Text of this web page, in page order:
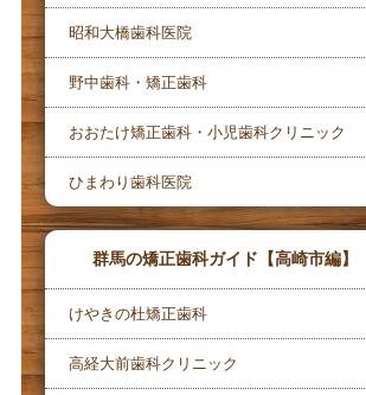
昭和大橋歯科医院
野中歯科・矯正歯科
おおたけ矯正歯科・小児歯科クリニック
ひまわり歯科医院
群馬の矯正歯科ガイド【高崎市編】
けやきの杜矯正歯科
高経大前歯科クリニック